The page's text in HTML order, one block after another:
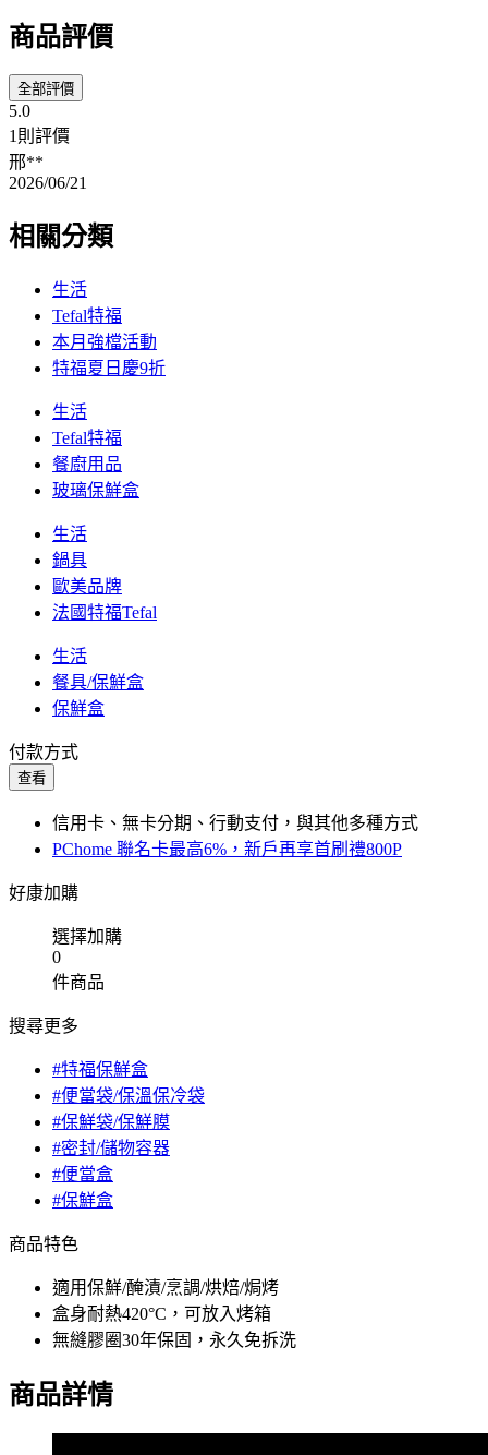
商品評價
全部評價
5.0
1則評價
邢**
2026/06/21
相關分類
生活
Tefal特福
本月強檔活動
特福夏日慶9折
生活
Tefal特福
餐廚用品
玻璃保鮮盒
生活
鍋具
歐美品牌
法國特福Tefal
生活
餐具/保鮮盒
保鮮盒
付款方式
查看
信用卡、無卡分期、行動支付，與其他多種方式
PChome 聯名卡最高6%，新戶再享首刷禮800P
好康加購
選擇加購
0
件商品
搜尋更多
#特福保鮮盒
#便當袋/保溫保冷袋
#保鮮袋/保鮮膜
#密封/儲物容器
#便當盒
#保鮮盒
商品特色
適用保鮮/醃漬/烹調/烘焙/焗烤
盒身耐熱420°C，可放入烤箱
無縫膠圈30年保固，永久免拆洗
商品詳情